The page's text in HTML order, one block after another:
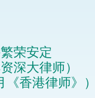
اردو (乌尔都语)
Tiếng Việt (越南语)
我们的年度回顾
荣安定
深大律师）
香港律师》）